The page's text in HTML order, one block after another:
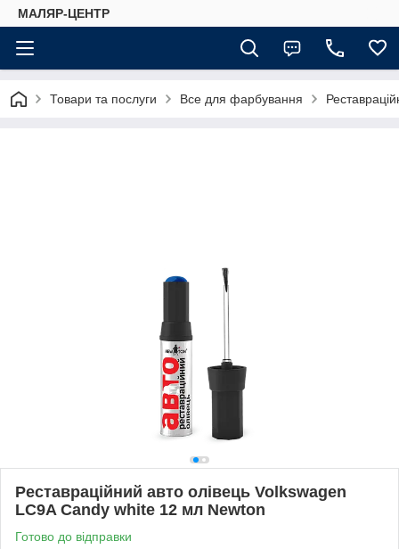
МАЛЯР-ЦЕНТР
Товари та послуги Все для фарбування
Реставраційний авто олівець Volkswagen
LC9A Candy white 12 мл Newton
Готово до відправки